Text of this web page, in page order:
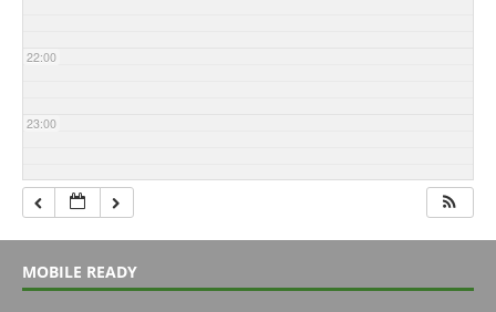
22:00
23:00
MOBILE READY